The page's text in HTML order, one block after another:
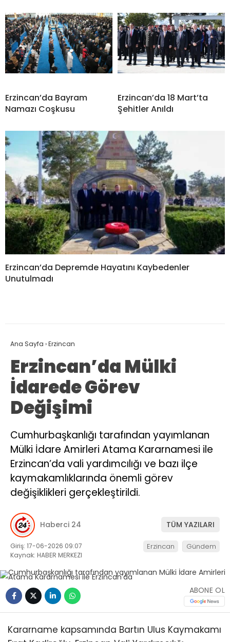
Erzincan’da Bayram
Namazı Coşkusu
Erzincan’da 18 Mart’ta
Şehitler Anıldı
Erzincan’da Depremde Hayatını Kaybedenler
Unutulmadı
Ana Sayfa ›Erzincan
Erzincan’da Mülki
İdarede Görev
Değişimi
Cumhurbaşkanlığı tarafından yayımlanan
Mülki İdare Amirleri Atama Kararnamesi ile
Erzincan’da vali yardımcılığı ve bazı ilçe
kaymakamlıklarında önemli görev
değişiklikleri gerçekleştirildi.
Haberci 24 TÜM YAZILARI
Giriş: 17-06-2026 09:07
Kaynak: HABER MERKEZI
Erzincan Gündem
ABONE OL
Kararname kapsamında Bartın Ulus Kaymakamı